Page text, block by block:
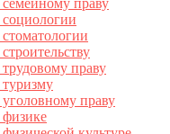
праву
праву
праву